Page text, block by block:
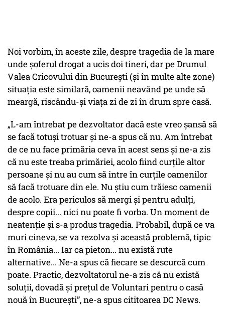
Noi vorbim, în aceste zile, despre tragedia de la mare
unde șoferul drogat a ucis doi tineri, dar pe Drumul
Valea Cricovului din București (și în multe alte zone)
situația este similară, oamenii neavând pe unde să
meargă, riscându-și viața zi de zi în drum spre casă.
„L-am întrebat pe dezvoltator dacă este vreo șansă să
se facă totuși trotuar și ne-a spus că nu. Am întrebat
de ce nu face primăria ceva în acest sens și ne-a zis
că nu este treaba primăriei, acolo fiind curțile altor
persoane și nu au cum să intre în curțile oamenilor
să facă trotuare din ele. Nu știu cum trăiesc oamenii
de acolo. Era periculos să mergi și pentru adulți,
despre copii... nici nu poate fi vorba. Un moment de
neatenție și s-a produs tragedia. Probabil, după ce va
muri cineva, se va rezolva și această problemă, tipic
în România... Iar ca pieton... nu există rute
alternative... Ne-a spus că fiecare se descurcă cum
poate. Practic, dezvoltatorul ne-a zis că nu există
soluții, dovadă și prețul de Voluntari pentru o casă
nouă în București”, ne-a spus cititoarea DC News.